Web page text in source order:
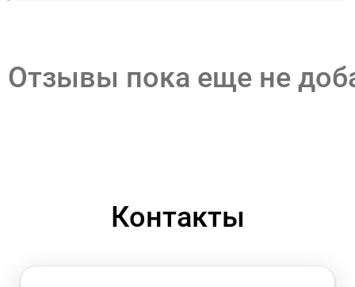
Отзывы пока еще не
Контакты